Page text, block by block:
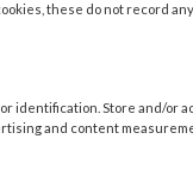
en
these do not record
identification. Store and/or
and content